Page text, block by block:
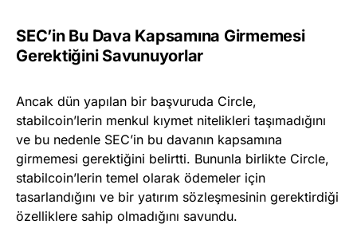
SEC’in Bu Dava Kapsamına Girmemesi
Gerektiğini Savunuyorlar
Ancak dün yapılan bir başvuruda Circle,
stabilcoin’lerin menkul kıymet nitelikleri taşımadığını
ve bu nedenle SEC’in bu davanın kapsamına
girmemesi gerektiğini belirtti. Bununla birlikte Circle,
stabilcoin’lerin temel olarak ödemeler için
tasarlandığını ve bir yatırım sözleşmesinin gerektirdiği
özelliklere sahip olmadığını savundu.